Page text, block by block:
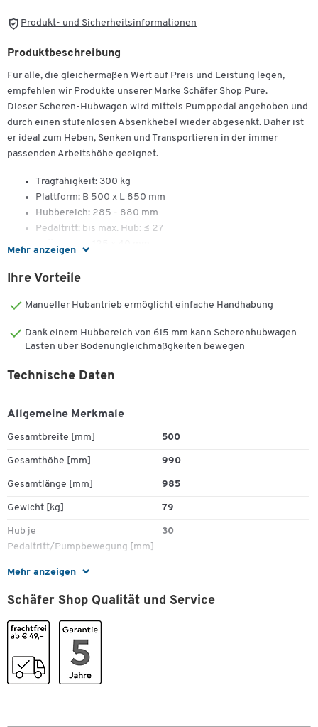
Produkt- und Sicherheitsinformationen
Mehr anzeigen
Produktbeschreibung
Für alle, die gleichermaßen Wert auf Preis und Leistung legen,
empfehlen wir Produkte unserer Marke Schäfer Shop Pure.
Dieser Scheren-Hubwagen wird mittels Pumppedal angehoben und
durch einen stufenlosen Absenkhebel wieder abgesenkt. Daher ist
er ideal zum Heben, Senken und Transportieren in der immer
passenden Arbeitshöhe geeignet.
Tragfähigkeit: 300 kg
Plattform: B 500 x L 850 mm
Hubbereich: 285 - 880 mm
Pedaltritt: bis max. Hub: ≤ 27
Rollen ø x B: 125 x 40 mm
ausgestattet
Maße aufgebaut: B 500 x L 985 x H 990 mm
Ihre Vorteile
Manueller Hubantrieb ermöglicht einfache Handhabung
Dank einem Hubbereich von 615 mm kann Scherenhubwagen
Lasten über Bodenungleichmäßgkeiten bewegen
Mehr anzeigen
Technische Daten
Allgemeine Merkmale
Gesamtbreite [mm] 500
Gesamthöhe [mm] 990
Gesamtlänge [mm] 985
Gewicht [kg] 79
Hub je
Pedaltritt/Pumpbewegung [mm]
30
Hubantrieb
Hubbereich [mm] 615
Plattformbreite [mm]
Plattformlänge [mm]
Rollendurchmesser [mm]
Schäfer Shop Qualität und Service